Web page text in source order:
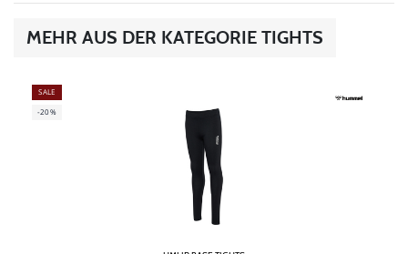
MEHR AUS DER KATEGORIE TIGHTS
SALE
-20%